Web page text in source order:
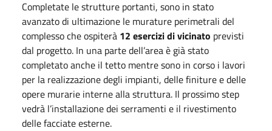
Completate le strutture portanti, sono in stato
avanzato di ultimazione le murature perimetrali del
complesso che ospiterà 12 esercizi di vicinato previsti
dal progetto. In una parte dell’area è già stato
completato anche il tetto mentre sono in corso i lavori
per la realizzazione degli impianti, delle finiture e delle
opere murarie interne alla struttura. Il prossimo step
vedrà l’installazione dei serramenti e il rivestimento
delle facciate esterne.